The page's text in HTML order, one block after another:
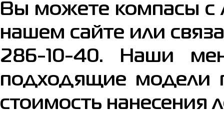
Вы можете компасы с
нашем сайте или
286-10-40. Наши
подходящие модели
стоимость нанесения